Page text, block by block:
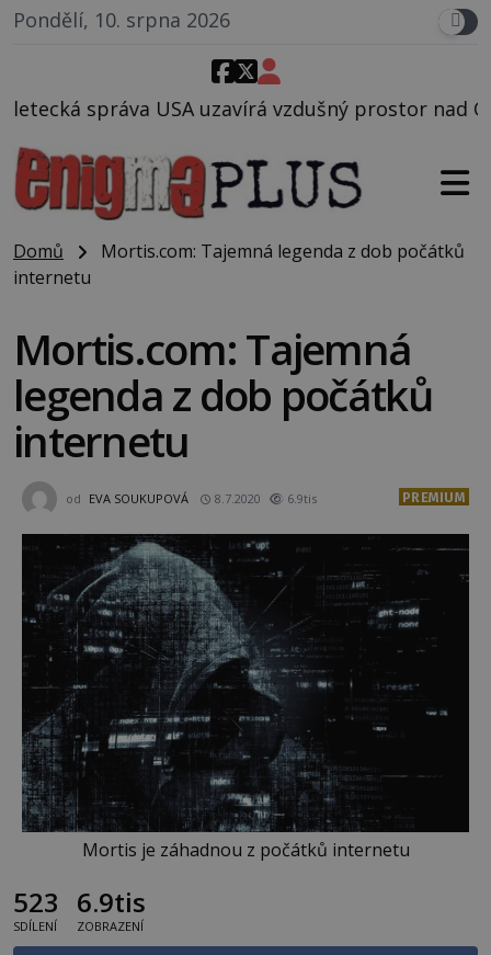
Pondělí, 10. srpna 2026
vzdušný prostor nad Oblastí 51, mohlo to
Domů
Mortis.com: Tajemná legenda z dob počátků
internetu
Mortis.com: Tajemná
legenda z dob počátků
internetu
od EVA SOUKUPOVÁ 8.7.2020 6.9tis PREMIUM
Mortis je záhadnou z počátků internetu
523
SDÍLENÍ
6.9tis
ZOBRAZENÍ